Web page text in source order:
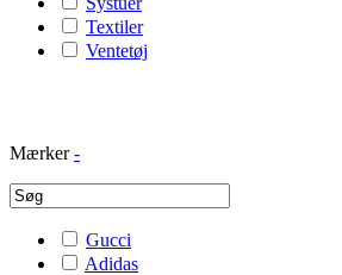
Textiler
Ventetøj
Mærker -
Gucci
Adidas